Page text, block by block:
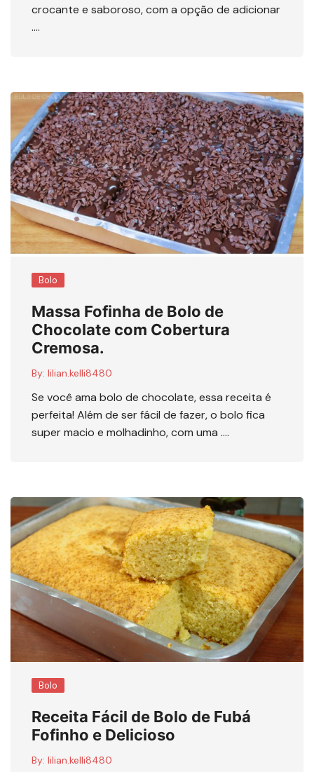
crocante e saboroso, com a opção de adicionar
….
Bolo
Massa Fofinha de Bolo de
Chocolate com Cobertura
Cremosa.
By: lilian.kelli8480
Se você ama bolo de chocolate, essa receita é
perfeita! Além de ser fácil de fazer, o bolo fica
super macio e molhadinho, com uma ….
Bolo
Receita Fácil de Bolo de Fubá
Fofinho e Delicioso
By: lilian.kelli8480